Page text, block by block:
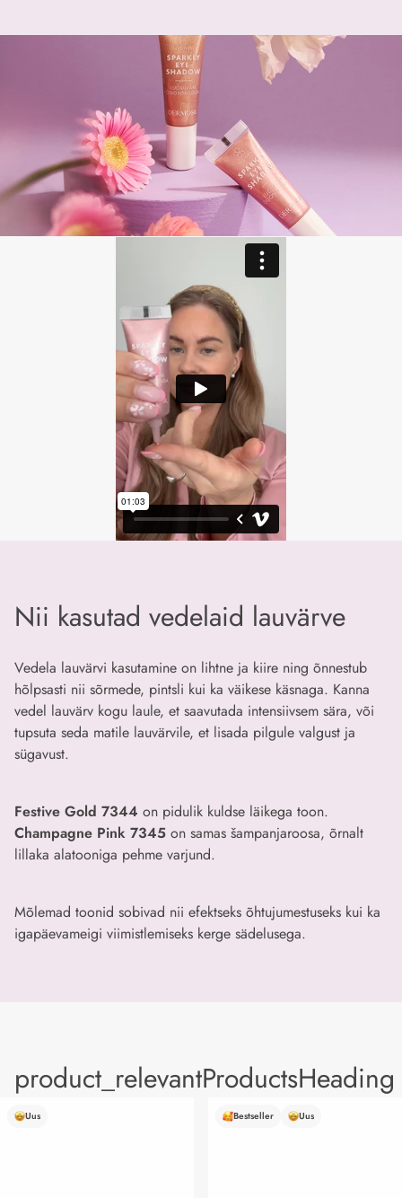
Nii kasutad vedelaid lauvärve
Vedela lauvärvi kasutamine on lihtne ja kiire ning õnnestub
hõlpsasti nii sõrmede, pintsli kui ka väikese käsnaga. Kanna
vedel lauvärv kogu laule, et saavutada intensiivsem sära, või
tupsuta seda matile lauvärvile, et lisada pilgule valgust ja
sügavust.
Festive Gold 7344 on pidulik kuldse läikega toon.
Champagne Pink 7345 on samas šampanjaroosa, õrnalt
lillaka alatooniga pehme varjund.
Mõlemad toonid sobivad nii efektseks õhtujumestuseks kui ka
igapäevameigi viimistlemiseks kerge sädelusega.
product_relevantProductsHeading
Uus Bestseller Uus